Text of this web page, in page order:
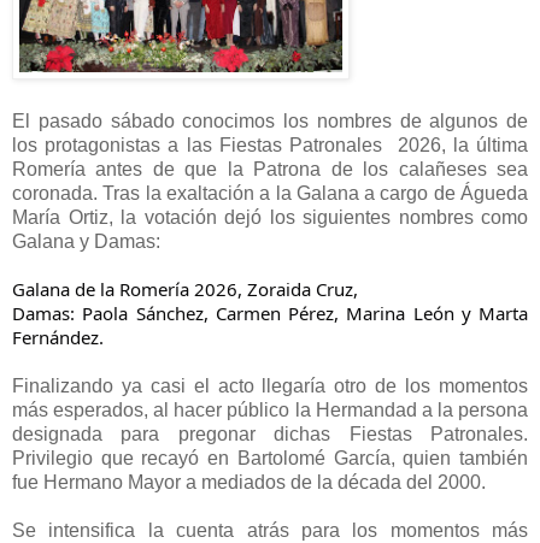
El pasado sábado conocimos los nombres de algunos de
los protagonistas a las Fiestas Patronales 2026, la última
Romería antes de que la Patrona de los calañeses sea
coronada. Tras la exaltación a la Galana a cargo de Águeda
María Ortiz, la votación dejó los siguientes nombres como
Galana y Damas:
Galana de la Romería 2026, Zoraida Cruz,
Damas: Paola Sánchez, Carmen Pérez, Marina León y Marta
Fernández.
Finalizando ya casi el acto llegaría otro de los momentos
más esperados, al hacer público la Hermandad a la persona
designada para pregonar dichas Fiestas Patronales.
Privilegio que recayó en Bartolomé García, quien también
fue Hermano Mayor a mediados de la década del 2000.
Se intensifica la cuenta atrás para los momentos más